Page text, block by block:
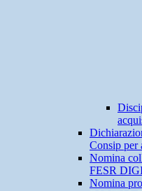
Consip per
Nomina
FESR
Nomina